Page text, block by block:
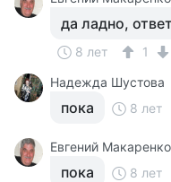
да ладно,
8 лет
1
Надежда Шустова
пока 8 лет
Евгений Макаренко
пока 8 лет